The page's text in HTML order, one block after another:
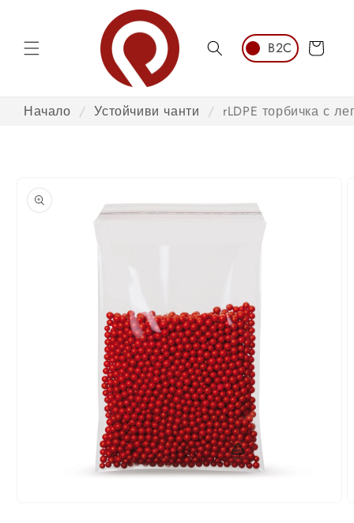
Количка
Начало / Устойчиви чанти / rLDPE торбичка с
информация
за продукта